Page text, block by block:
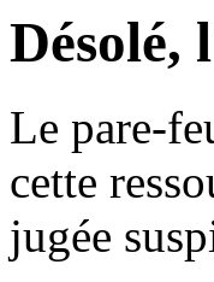
Désolé,
Le pare-
cette
jugée